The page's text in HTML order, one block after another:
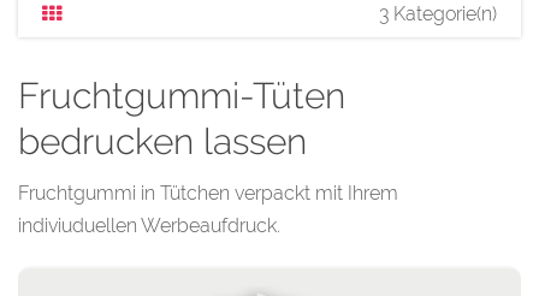
3 Kategorie(n)
Fruchtgummi-Tüten
bedrucken lassen
Fruchtgummi in Tütchen verpackt mit Ihrem
indiviuduellen Werbeaufdruck.